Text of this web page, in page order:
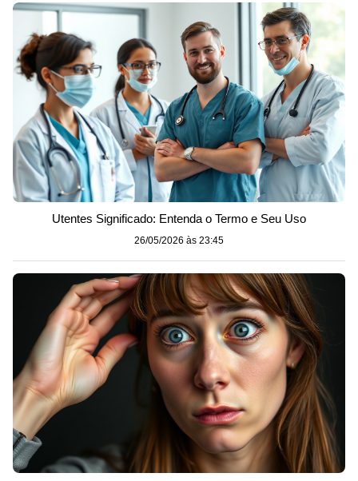
Utentes Significado: Entenda o Termo e Seu Uso
26/05/2026 às 23:45